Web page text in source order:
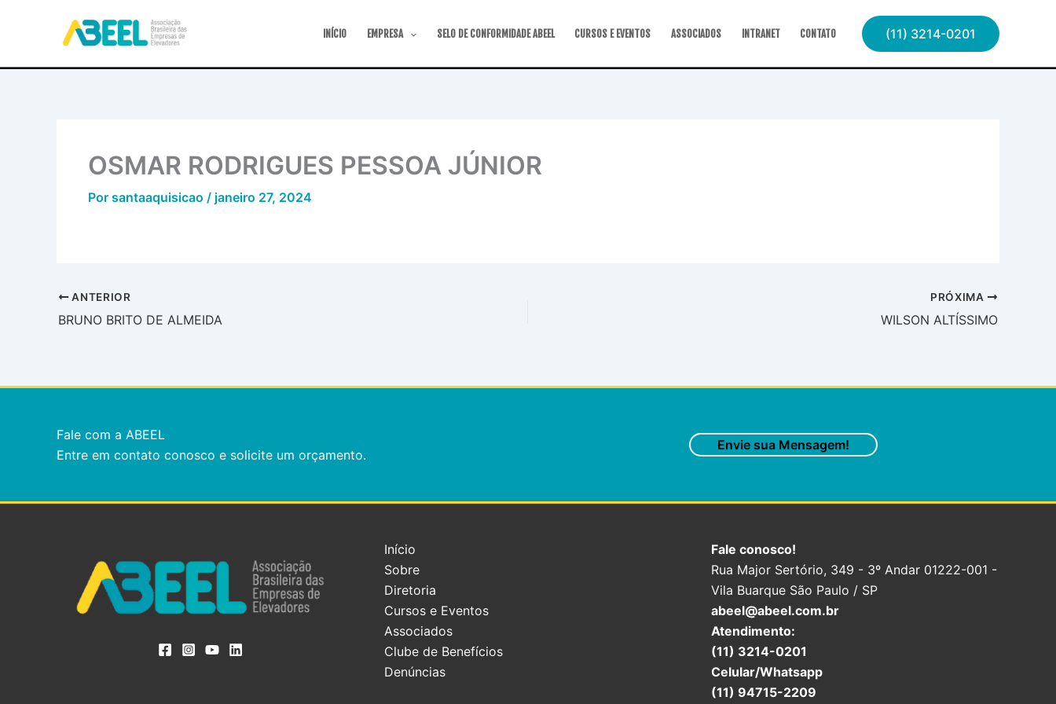
conteúdo
INÍCIO EMPRESA SELO DE CONFORMIDADE ABEEL CURSOS E EVENTOS ASSOCIADOS INTRANET CONTATO (11) 3214-0201
OSMAR RODRIGUES PESSOA JÚNIOR
Por santaaquisicao / janeiro 27, 2024
ANTERIOR
BRUNO BRITO DE ALMEIDA
PRÓXIMA
WILSON ALTÍSSIMO
Fale com a ABEEL
Entre em contato conosco e solicite um orçamento.
Envie sua Mensagem!
Início
Sobre
Diretoria
Cursos e Eventos
Associados
Clube de Benefícios
Denúncias
Fale conosco!
Rua Major Sertório, 349 - 3º Andar 01222-001 -
Vila Buarque São Paulo / SP
abeel@abeel.com.br
Atendimento:
(11) 3214-0201
Celular/Whatsapp
(11) 94715-2209